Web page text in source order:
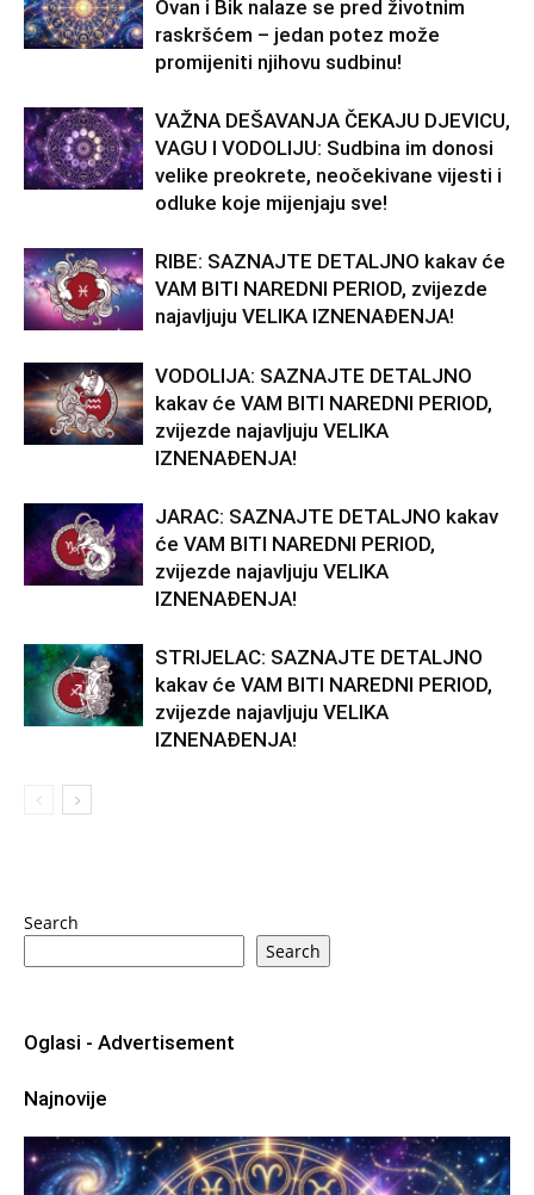
Ovan i Bik nalaze se pred životnim
raskršćem – jedan potez može
promijeniti njihovu sudbinu!
VAŽNA DEŠAVANJA ČEKAJU DJEVICU,
VAGU I VODOLIJU: Sudbina im donosi
velike preokrete, neočekivane vijesti i
odluke koje mijenjaju sve!
RIBE: SAZNAJTE DETALJNO kakav će
VAM BITI NAREDNI PERIOD, zvijezde
najavljuju VELIKA IZNENAĐENJA!
VODOLIJA: SAZNAJTE DETALJNO
kakav će VAM BITI NAREDNI PERIOD,
zvijezde najavljuju VELIKA
IZNENAĐENJA!
JARAC: SAZNAJTE DETALJNO kakav
će VAM BITI NAREDNI PERIOD,
zvijezde najavljuju VELIKA
IZNENAĐENJA!
STRIJELAC: SAZNAJTE DETALJNO
kakav će VAM BITI NAREDNI PERIOD,
zvijezde najavljuju VELIKA
IZNENAĐENJA!
Search
Search
Oglasi - Advertisement
Najnovije